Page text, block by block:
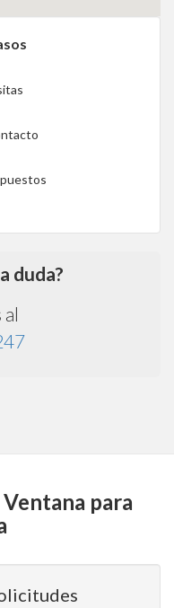
duda?
al
para